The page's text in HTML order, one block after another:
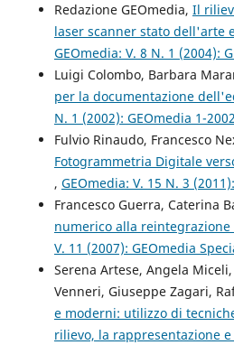
Redazione GEOmedia, Il
laser scanner stato dell'arte
GEOmedia: V. 8 N. 1 (2004):
Luigi Colombo, Barbara
per la documentazione
N. 1 (2002): GEOmedia 1-2002
Fulvio Rinaudo, Francesco
Fotogrammetria Digitale
, GEOmedia: V. 15 N. 3
Francesco Guerra, Caterina
numerico alla
V. 11 (2007): GEOmedia
Serena Artese, Angela
Venneri, Giuseppe Zagari,
e moderni: utilizzo di
rilievo, la rappresentazione